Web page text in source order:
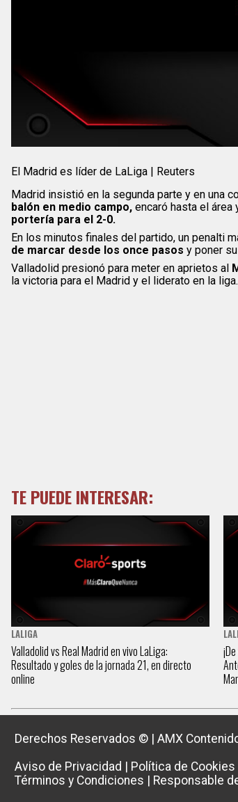
El Madrid es líder de LaLiga | Reuters
Madrid insistió en la segunda parte y en una
balón en medio campo, encaró hasta el
portería para el 2-0.
En los minutos finales del partido, un penalti
de marcar desde los once pasos y poner su
Valladolid presionó para meter en aprietos al
la victoria para el Madrid y el liderato en la liga.
TE PUEDE INTERESAR:
LALIGA
Valladolid vs Real Madrid en vivo LaLiga:
Resultado y goles de la jornada 21, en directo
online
Derechos Reservados ©
AMX
Aviso de Privacidad
Política de Cookies
Términos y Condiciones
Responsable